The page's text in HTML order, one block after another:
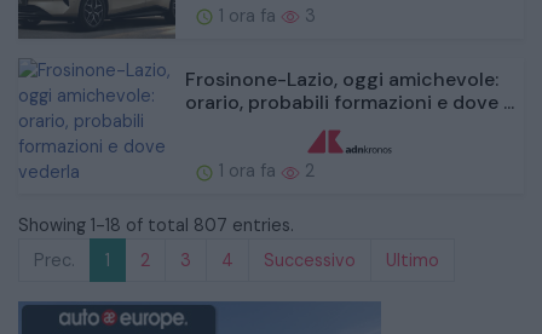
1 ora fa 3
Frosinone-Lazio, oggi amichevole:
orario, probabili formazioni e dove ...
1 ora fa 2
Showing 1-18 of total 807 entries.
Prec.
1 2 3 4 Successivo Ultimo